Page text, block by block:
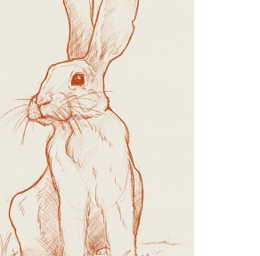
Schets Konijn
Illustraties